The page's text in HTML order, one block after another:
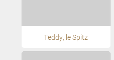
Teddy, le Spitz